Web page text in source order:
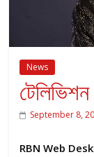
News
September 8,
RBN Web Desk